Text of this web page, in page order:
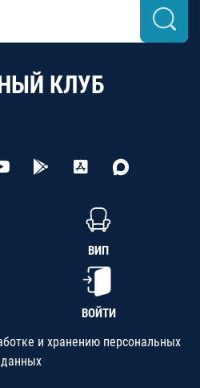
КЛУБ
ВИП
ВОЙТИ
и хранению персональных
данных